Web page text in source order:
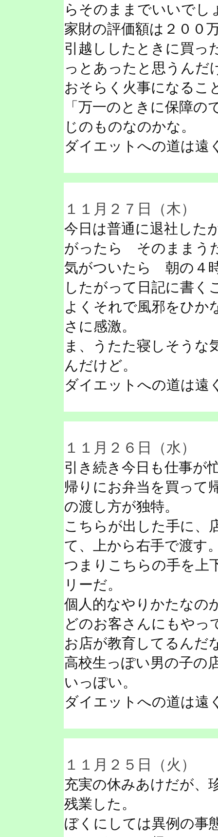
らそのままでいいでし
家財の評価額は２００
引越ししたときに買
っとあったと思うんだ
おそらく火事になるこ
「万一のときに保障
じのものなのかな。
ダイエットへの道は遠
１１月２７日（木）
今日は普通に退社した
がったら そのままう
気がついたら 朝の４
したがって日記に書く
よくそれで風邪をひか
さに感激。
ま、うたた寝しそうな
んだけど。
ダイエットへの道は遠
１１月２６日（水）
引き続き今日も仕事が
帰りにお弁当を買って
の渡し方が独特。
こちらが出した手に、
て、上から右手で渡す
つまりこちらの手を上
リーだ。
個人的なやりかたなの
どのお客さんにもやっ
お店が教育してるんだ
高校生っぽい男の子
いっぽい。
ダイエットへの道は遠
１１月２５日（火）
充実の休みあけだが、
残業した。
ぼくにしては異例の事